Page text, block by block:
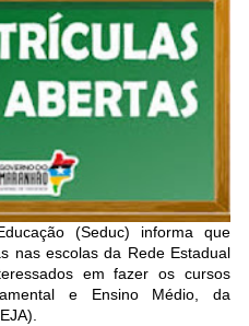
(Seduc) informa que
nas escolas da Rede Estadual
em fazer os cursos
e Ensino Médio, da